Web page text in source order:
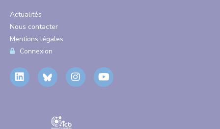
Actualités
Nous contacter
Mentions légales
Connexion